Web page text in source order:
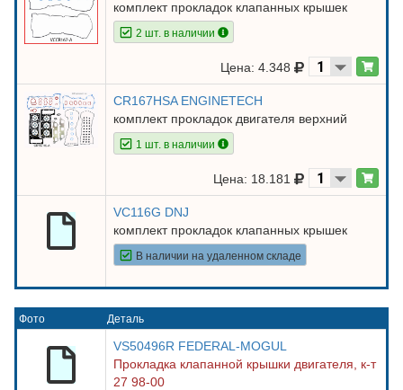
комплект прокладок клапанных крышек
2 шт. в наличии
Цена: 4.348
CR167HSA ENGINETECH
комплект прокладок двигателя верхний
1 шт. в наличии
Цена: 18.181
VC116G DNJ
комплект прокладок клапанных крышек
В наличии на удаленном складе
Фото Деталь
VS50496R FEDERAL-MOGUL
Прокладка клапанной крышки двигателя, к-т
27 98-00